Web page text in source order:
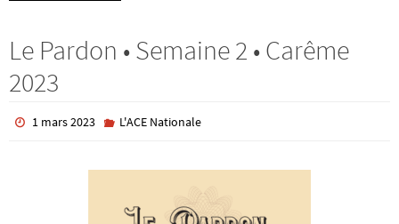
Le Pardon • Semaine 2 • Carême
2023
1 mars 2023 L'ACE Nationale